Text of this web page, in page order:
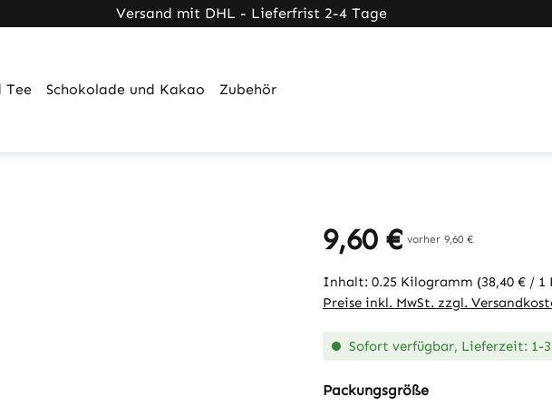
Link) Link)
(externer Link) Versand mit DHL - Lieferfrist 2-4 Tage
Tee Schokolade und Kakao Zubehör
Regulärer Preis:
9,60 € vorher 9,60 €
Inhalt: 0.25 Kilogramm (38,40 € /
Preise inkl. MwSt. zzgl.
Sofort verfügbar, Lieferzeit: 1-
Packungsgrößeauswählen